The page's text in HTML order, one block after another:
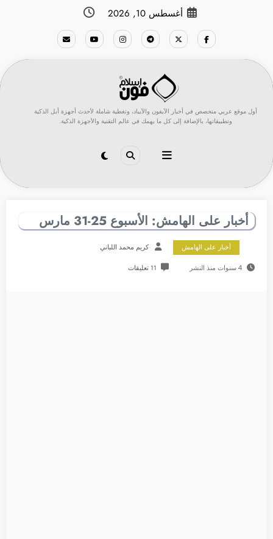
أغسطس 10, 2026
أول موقع عربي متخصص في أخبار الآيفون والآيباد، وتغطية شاملة لأحدث أجهزة أبل الذكية
وتطبيقاتها، بالإضافة إلى كل ما يهمك في عالم التقنية والأجهزة الذكية.
أخبار على الهامش: الأسبوع 25-31 مارس
أخبار على الهامش كريم محمد اللباني
4 سنوات منذ النشر 11 تعليقات